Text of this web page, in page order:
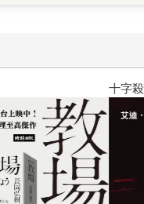
，何苦去樓上小房間
嚇）一段…… 不過請
起了神祕線索的指引
到衝擊。身為曾經藥
同讀者）不禁揣想：
正常的角色，持續
以在文字衝刺中、細
試，也是「說故事」
；只不過，《詭畫連
十字殺手【艾迪．